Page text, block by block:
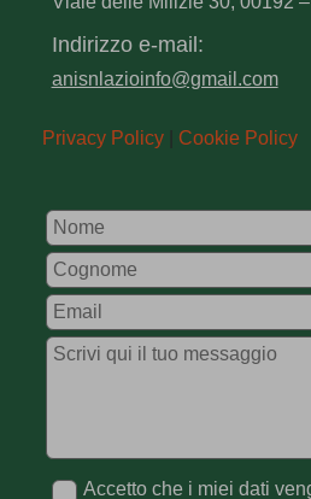
Indirizzo e-mail:
anisnlazioinfo@gmail.com
Privacy Policy| Cookie Policy
Leave
this
field
blank
Accetto che i miei dati